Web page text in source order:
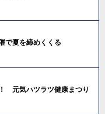
で夏を締めくくる
元気ハツラツ健康まつり